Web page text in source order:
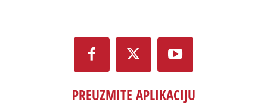
PREUZMITE APLIKACIJU